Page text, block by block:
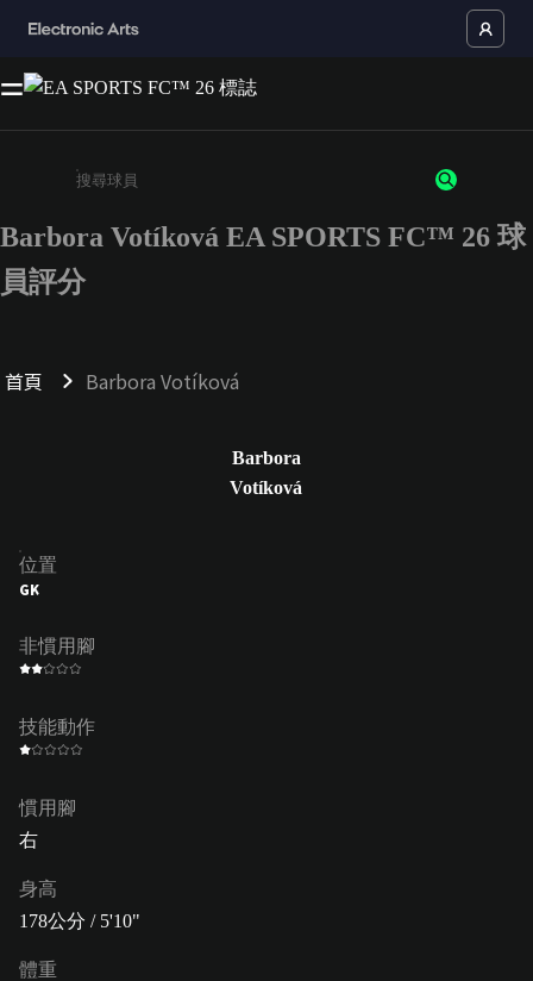
請輸入至少 3 個字元或數字
Barbora Votíková EA SPORTS FC™ 26 球
員評分
首頁 Barbora Votíková
Barbora
Votíková
位置
GK
非慣用腳
技能動作
慣用腳
右
身高
178公分 / 5'10"
體重